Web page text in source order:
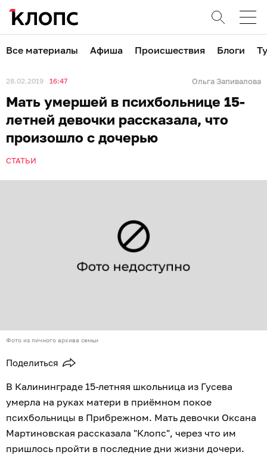
Все материалы Афиша Происшествия Блоги
28.02.2019 16:47 Ольга Запивалова
Мать умершей в психбольнице 15-
летней девочки рассказала, что
произошло с дочерью
СТАТЬИ
Фото из личного архива семьи
Поделиться
В Калининграде 15-летняя школьница из Гусева
умерла на руках матери в приёмном покое
психбольницы в Прибрежном. Мать девочки Оксана
Мартиновская рассказала "Клопс", через что им
пришлось пройти в последние дни жизни дочери.